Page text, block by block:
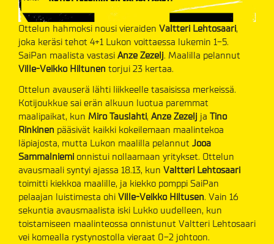
Ottelun hahmoksi nousi vieraiden Valtteri Lehtosaari,
joka keräsi tehot 4+1 Lukon voittaessa lukemin 1-5.
SaiPan maalista vastasi Anze Zezelj. Maalilla pelannut
Ville-Veikko Hiltunen torjui 23 kertaa.
Ottelun avauserä lähti liikkeelle tasaisissa merkeissä.
Kotijoukkue sai erän alkuun luotua paremmat
maalipaikat, kun Miro Tauslahti, Anze Zezelj ja Tino
Rinkinen pääsivät kaikki kokeilemaan maalintekoa
läpiajosta, mutta Lukon maalilla pelannut Jooa
Sammalniemi onnistui nollaamaan yritykset. Ottelun
avausmaali syntyi ajassa 18.13, kun Valtteri Lehtosaari
toimitti kiekkoa maalille, ja kiekko pomppi SaiPan
pelaajan luistimesta ohi Ville-Veikko Hiltusen. Vain 16
sekuntia avausmaalista iski Lukko uudelleen, kun
toistamiseen maalinteossa onnistunut Valtteri Lehtosaari
vei komealla rystynostolla vieraat 0-2 johtoon.